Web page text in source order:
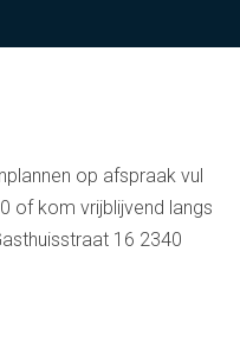
op afspraak vul
of kom vrijblijvend langs
16 2340